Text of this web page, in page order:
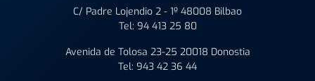
C/ Padre Lojendio 2 - 1º 48008 Bilbao
Tel: 94 413 25 80
Avenida de Tolosa 23-25 20018 Donostia
Tel: 943 42 36 44